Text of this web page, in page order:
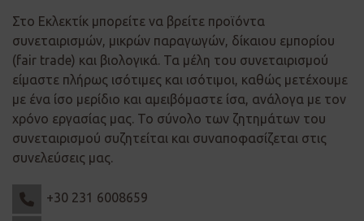
Στο Εκλεκτίκ μπορείτε να βρείτε προϊόντα
συνεταιρισμών, μικρών παραγωγών, δίκαιου εμπορίου
(fair trade) και βιολογικά. Τα μέλη του συνεταιρισμού
είμαστε πλήρως ισότιμες και ισότιμοι, καθώς μετέχουμε
με ένα ίσο μερίδιο και αμειβόμαστε ίσα, ανάλογα με τον
χρόνο εργασίας μας. Το σύνολο των ζητημάτων του
συνεταιρισμού συζητείται και συναποφασίζεται στις
συνελεύσεις μας.
+30 231 6008659